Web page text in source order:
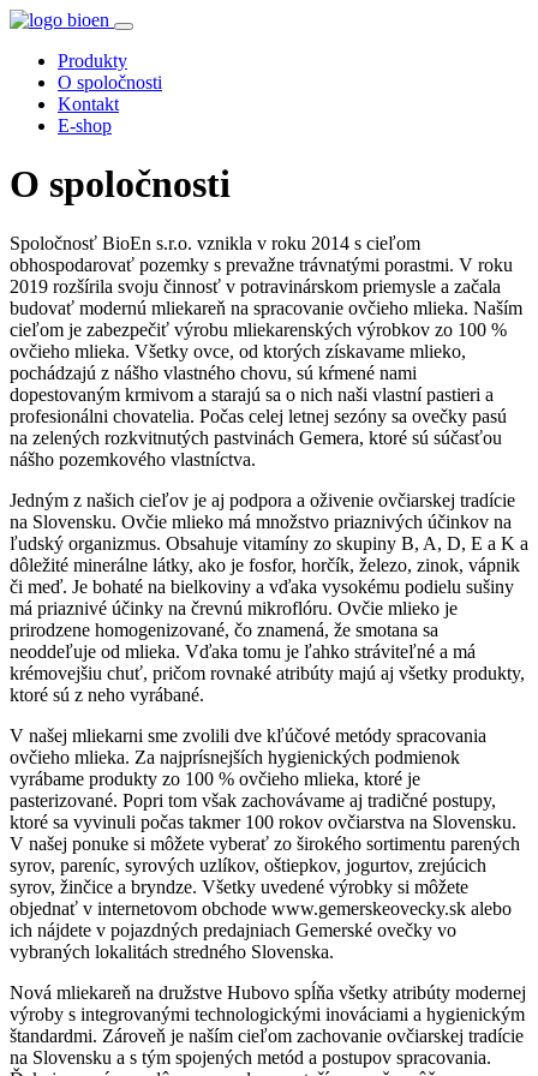
Produkty
O spoločnosti
Kontakt
E-shop
O spoločnosti
Spoločnosť BioEn s.r.o. vznikla v roku 2014 s cieľom
obhospodarovať pozemky s prevažne trávnatými porastmi. V roku
2019 rozšírila svoju činnosť v potravinárskom priemysle a začala
budovať modernú mliekareň na spracovanie ovčieho mlieka. Naším
cieľom je zabezpečiť výrobu mliekarenských výrobkov zo 100 %
ovčieho mlieka. Všetky ovce, od ktorých získavame mlieko,
pochádzajú z nášho vlastného chovu, sú kŕmené nami
dopestovaným krmivom a starajú sa o nich naši vlastní pastieri a
profesionálni chovatelia. Počas celej letnej sezóny sa ovečky pasú
na zelených rozkvitnutých pastvinách Gemera, ktoré sú súčasťou
nášho pozemkového vlastníctva.
Jedným z našich cieľov je aj podpora a oživenie ovčiarskej tradície
na Slovensku. Ovčie mlieko má množstvo priaznivých účinkov na
ľudský organizmus. Obsahuje vitamíny zo skupiny B, A, D, E a K a
dôležité minerálne látky, ako je fosfor, horčík, železo, zinok, vápnik
či meď. Je bohaté na bielkoviny a vďaka vysokému podielu sušiny
má priaznivé účinky na črevnú mikroflóru. Ovčie mlieko je
prirodzene homogenizované, čo znamená, že smotana sa
neoddeľuje od mlieka. Vďaka tomu je ľahko stráviteľné a má
krémovejšiu chuť, pričom rovnaké atribúty majú aj všetky produkty,
ktoré sú z neho vyrábané.
V našej mliekarni sme zvolili dve kľúčové metódy spracovania
ovčieho mlieka. Za najprísnejších hygienických podmienok
vyrábame produkty zo 100 % ovčieho mlieka, ktoré je
pasterizované. Popri tom však zachovávame aj tradičné postupy,
ktoré sa vyvinuli počas takmer 100 rokov ovčiarstva na Slovensku.
V našej ponuke si môžete vyberať zo širokého sortimentu parených
syrov, pareníc, syrových uzlíkov, oštiepkov, jogurtov, zrejúcich
syrov, žinčice a bryndze. Všetky uvedené výrobky si môžete
objednať v internetovom obchode www.gemerskeovecky.sk alebo
ich nájdete v pojazdných predajniach Gemerské ovečky vo
vybraných lokalitách stredného Slovenska.
Nová mliekareň na družstve Hubovo spĺňa všetky atribúty modernej
výroby s integrovanými technologickými inováciami a hygienickým
štandardmi. Zároveň je naším cieľom zachovanie ovčiarskej tradície
na Slovensku a s tým spojených metód a postupov spracovania.